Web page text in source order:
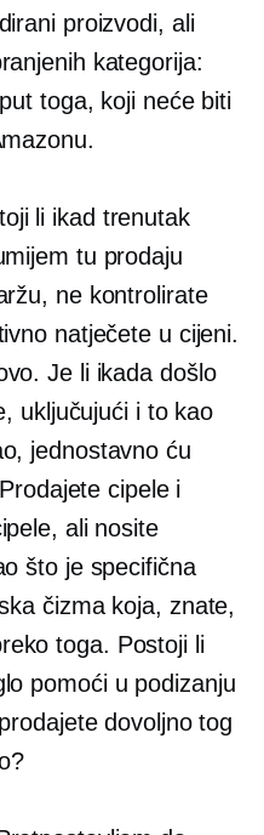
proizvodi, ali
kategorija:
toga, koji neće biti
li ikad trenutak
tu prodaju
ne kontrolirate
natječete u cijeni.
Je li ikada došlo
uključujući i to kao
jednostavno ću
cipele i
ali nosite
što je specifična
čizma koja, znate,
toga. Postoji li
pomoći u podizanju
dovoljno tog